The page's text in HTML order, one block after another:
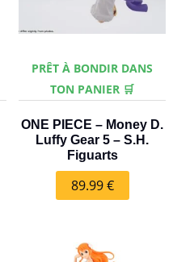
PRÊT À BONDIR DANS
TON PANIER 🛒
ONE PIECE – Money D.
Luffy Gear 5 – S.H.
Figuarts
89.99€